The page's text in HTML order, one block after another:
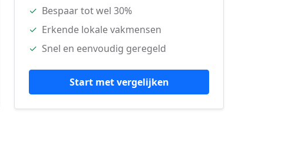
✓ Bespaar tot wel 30%
✓ Erkende lokale vakmensen
✓ Snel en eenvoudig geregeld
Start met vergelijken